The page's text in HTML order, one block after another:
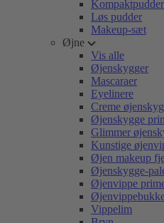
Kompaktpudder
Løs pudder
Makeup-sæt
Øjne
Vis alle
Øjenskygger
Mascaraer
Eyelinere
Creme
Øjenskygge
Glimmer
Kunstige
Øjen makeup
Øjenskygge-
Øjenvippe
Vippelim